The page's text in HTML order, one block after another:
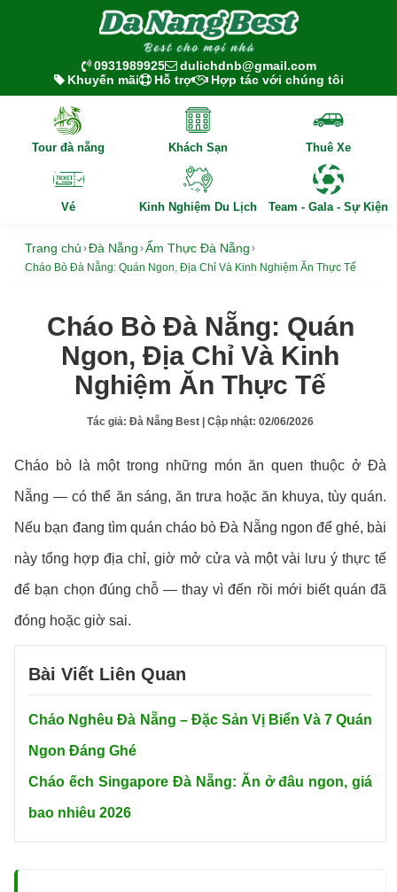
0931989925
dulichdnb@gmail.com
Khuyến mãi
Hỗ trợ Hợp tác với chúng tôi
Tour đà nẵng Khách Sạn Thuê Xe
Vé Kinh Nghiệm Du Lịch Team - Gala - Sự Kiện
Trang chủ ›Đà Nẵng ›Ẩm Thực Đà Nẵng ›
Cháo Bò Đà Nẵng: Quán Ngon, Địa Chỉ Và Kinh Nghiệm Ăn Thực Tế
Cháo Bò Đà Nẵng: Quán
Ngon, Địa Chỉ Và Kinh
Nghiệm Ăn Thực Tế
Tác giả:Đà Nẵng Best | Cập nhật:02/06/2026
Cháo bò là một trong những món ăn quen thuộc ở Đà
Nẵng — có thể ăn sáng, ăn trưa hoặc ăn khuya, tùy quán.
Nếu bạn đang tìm quán cháo bò Đà Nẵng ngon để ghé, bài
này tổng hợp địa chỉ, giờ mở cửa và một vài lưu ý thực tế
để bạn chọn đúng chỗ — thay vì đến rồi mới biết quán đã
đóng hoặc giờ sai.
Bài Viết Liên Quan
Cháo Nghêu Đà Nẵng – Đặc Sản Vị Biển Và 7 Quán
Ngon Đáng Ghé
Cháo ếch Singapore Đà Nẵng: Ăn ở đâu ngon, giá
bao nhiêu 2026